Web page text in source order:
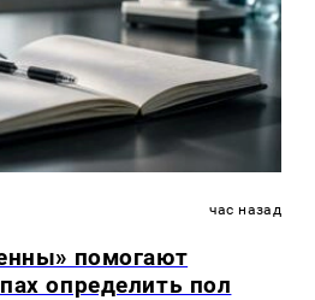
час назад
помогают
определить пол